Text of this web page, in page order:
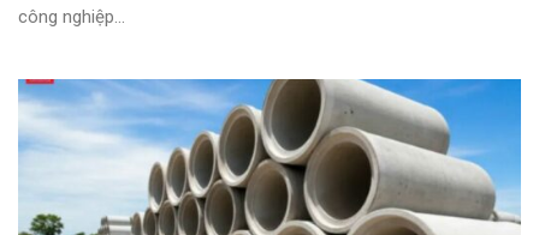
công nghiệp...